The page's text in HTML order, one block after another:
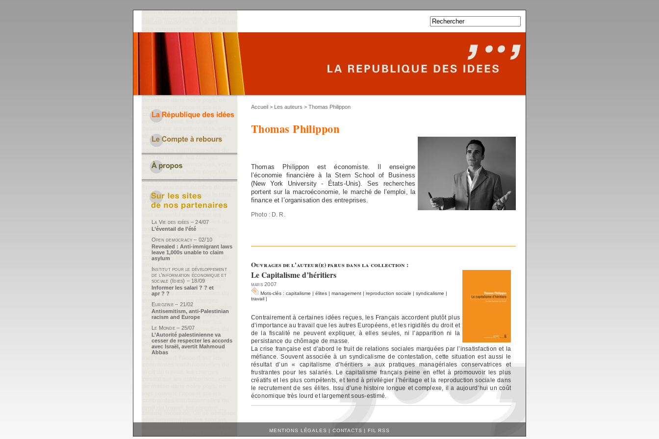
Accueil > Les auteurs > Thomas Philippon
Thomas Philippon
Thomas Philippon est économiste. Il enseigne
l’économie financière à la Stern School of Business
(New York University - États-Unis). Ses recherches
portent sur la macroéconomie, le marché de l’emploi, la
finance et l’organisation des entreprises.
Photo : D. R.
Ouvrages de l'auteur(e) parus dans la collection :
Le Capitalisme d’héritiers
mars 2007
Mots-clés : capitalisme | élites | management | reproduction sociale | syndicalisme |
travail |
Contrairement à certaines idées reçues, les Français accordent plutôt plus
d’importance au travail que les autres Européens, et les rigidités du droit et
de la fiscalité ne peuvent expliquer, à elles seules, ni l’apparition ni la
persistance du chômage de masse.
La crise française est d’abord le fruit de relations sociales marquées par l’insatisfaction et la
méfiance. Souvent associée à un syndicalisme de contestation, cette situation est aussi le
résultat d’un « capitalisme d’héritiers » aux pratiques managériales conservatrices et
frustrantes pour les salariés. Le capitalisme français peine en effet à promouvoir les plus
créatifs et les plus compétents, et tend à privilégier l’héritage et la reproduction sociale dans
le recrutement de ses élites. Issu d’une histoire longue et complexe, il a aujourd’hui un coût
économique très lourd et largement sous-estimé.
La Vie des idées – 24/07
L’éventail de l’été
Open democracy – 02/10
Revealed : Anti-immigrant laws
leave 1,000s unable to claim
asylum
Institut pour le développement
de l’information économique et
sociale (Idies) – 18/09
Informer les salari ? ? et
apr ? ?
Eurozine – 21/02
Antisemitism, anti-Palestinian
racism and Europe
Le Monde – 25/07
L’Autorité palestinienne va
cesser de respecter les accords
avec Israël, avertit Mahmoud
Abbas
MENTIONS LÉGALES | CONTACTS | FIL RSS